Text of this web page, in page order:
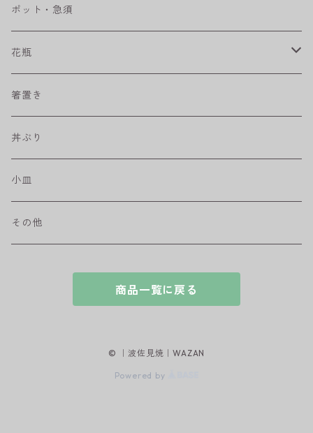
ベベルボウル
プリーツ
藍駒
ワビカップ
ハンディ小皿
和ミモザ
長皿
角皿
取皿
盛皿
カレー＆パスタ皿
中鉢
小鉢
カップ
マグカップ
フリーカップ
そば猪口
ポット・急須
花瓶
水差し
箸置き
丼ぶり
小皿
その他
商品一覧に戻る
© ｜波佐見焼｜WAZAN
Powered by